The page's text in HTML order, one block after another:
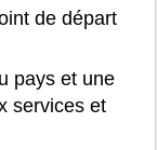
de départ
pays et une
services et